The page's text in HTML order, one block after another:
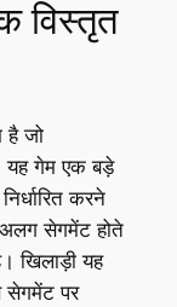
विस्तृत
जो
यह गेम एक बड़े
करने
सेगमेंट होते
खिलाड़ी यह
सेगमेंट पर